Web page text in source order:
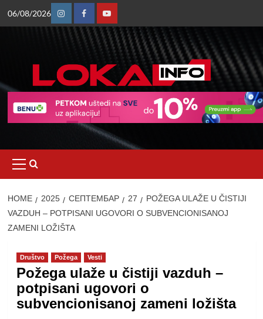
06/08/2026
InstagramFacebookYoutube
Menu
HOME 2025 СЕПТЕМБАР 27
POŽEGA ULAŽE U ČISTIJI
VAZDUH – POTPISANI UGOVORI O SUBVENCIONISANOJ
ZAMENI LOŽIŠTA
Društvo Požega Vesti
Požega ulaže u čistiji vazduh –
potpisani ugovori o
subvencionisanoj zameni ložišta